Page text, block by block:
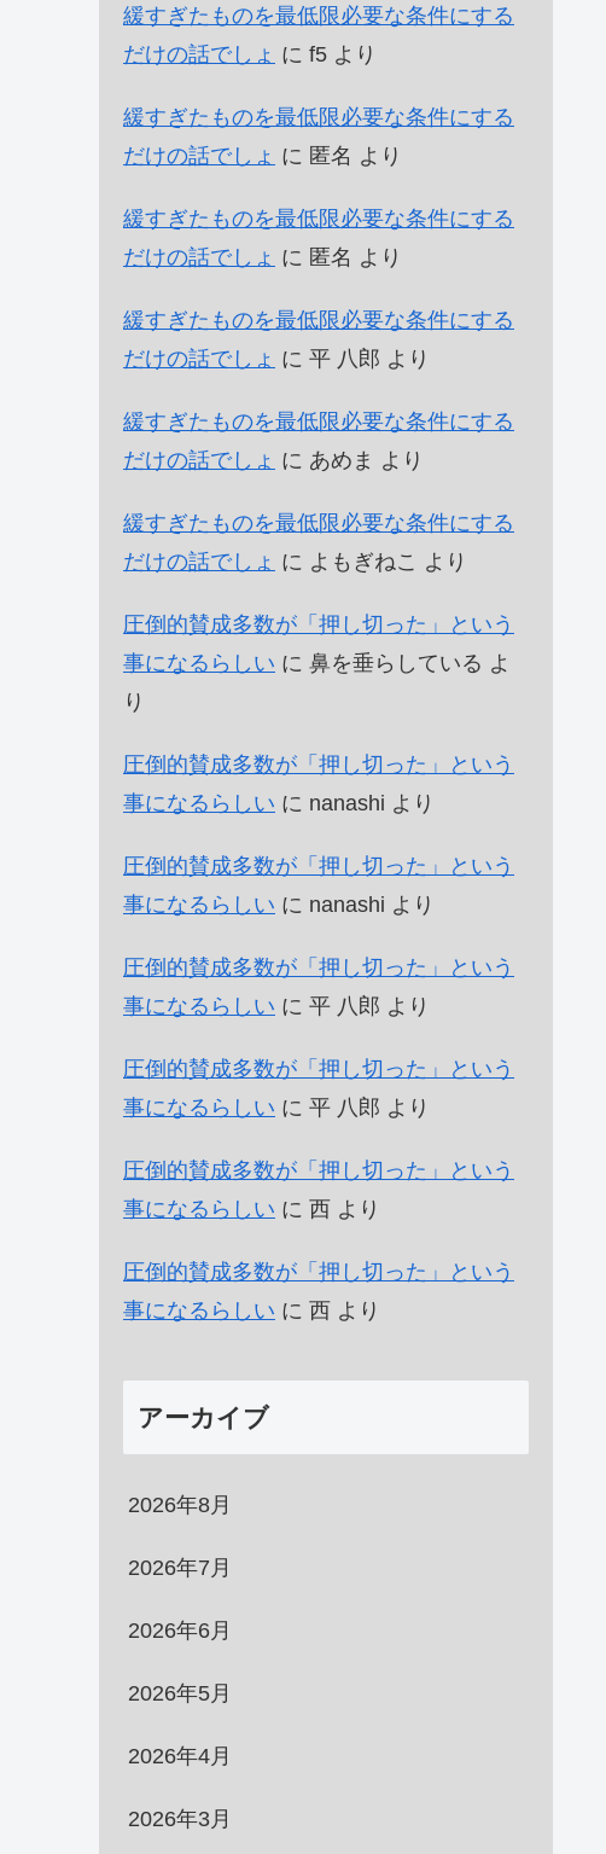
緩すぎたものを最低限必要な条件にする
だけの話でしょ に f5 より
緩すぎたものを最低限必要な条件にする
だけの話でしょ に 匿名 より
緩すぎたものを最低限必要な条件にする
だけの話でしょ に 匿名 より
緩すぎたものを最低限必要な条件にする
だけの話でしょ に 平 八郎 より
緩すぎたものを最低限必要な条件にする
だけの話でしょ に あめま より
緩すぎたものを最低限必要な条件にする
だけの話でしょ に よもぎねこ より
圧倒的賛成多数が「押し切った」という
事になるらしい に 鼻を垂らしている よ
り
圧倒的賛成多数が「押し切った」という
事になるらしい に nanashi より
圧倒的賛成多数が「押し切った」という
事になるらしい に nanashi より
圧倒的賛成多数が「押し切った」という
事になるらしい に 平 八郎 より
圧倒的賛成多数が「押し切った」という
事になるらしい に 平 八郎 より
圧倒的賛成多数が「押し切った」という
事になるらしい に 西 より
圧倒的賛成多数が「押し切った」という
事になるらしい に 西 より
アーカイブ
2026年8月
2026年7月
2026年6月
2026年5月
2026年4月
2026年3月